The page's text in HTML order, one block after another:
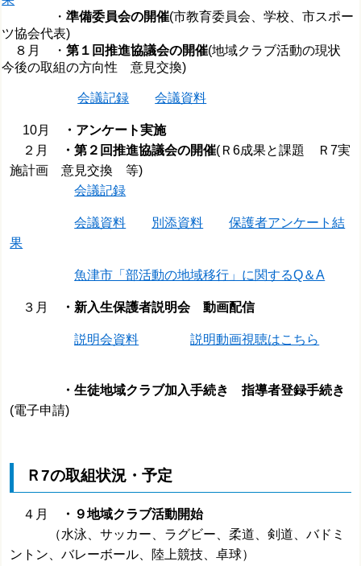
・準備委員会の開催(市教育委員会、学校、市スポー
ツ協会代表)
８月 ・第１回推進協議会の開催(地域クラブ活動の現状
今後の取組の方向性 意見交換)
会議記録 会議資料
10月
・アンケート実施
２月
・第２回推進協議会の開催(Ｒ6成果と課題 Ｒ7実
施計画 意見交換 等)
会議記録
会議資料 別添資料
保護者アンケート結
果
魚津市「部活動の地域移行」に関するQ＆A
３月 ・新入生保護者説明会 動画配信
説明会資料 説明動画視聴はこちら
・生徒地域クラブ加入手続き 指導者登録手続き
(電子申請)
Ｒ7の取組状況・予定
４月
・９地域クラブ活動開始
（水泳、サッカー、ラグビー、柔道、剣道、バドミ
ントン、バレーボール、陸上競技、卓球）